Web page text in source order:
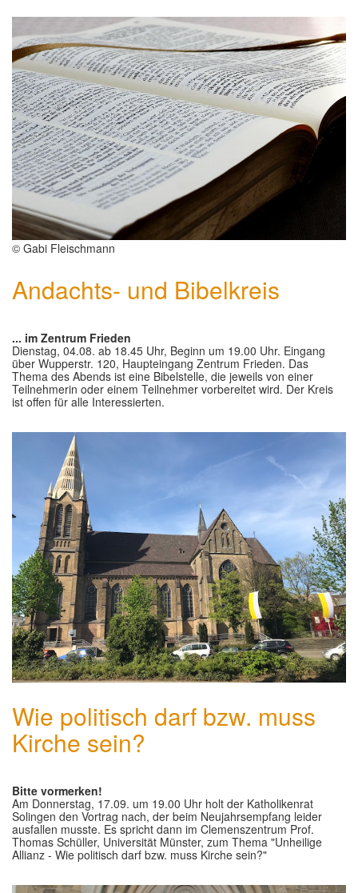
© Gabi Fleischmann
Andachts- und Bibelkreis
... im Zentrum Frieden
Dienstag, 04.08. ab 18.45 Uhr, Beginn um 19.00 Uhr. Eingang
über Wupperstr. 120, Haupteingang Zentrum Frieden. Das
Thema des Abends ist eine Bibelstelle, die jeweils von einer
Teilnehmerin oder einem Teilnehmer vorbereitet wird. Der Kreis
ist offen für alle Interessierten.
Wie politisch darf bzw. muss
Kirche sein?
Bitte vormerken!
Am Donnerstag, 17.09. um 19.00 Uhr holt der Katholikenrat
Solingen den Vortrag nach, der beim Neujahrsempfang leider
ausfallen musste. Es spricht dann im Clemenszentrum Prof.
Thomas Schüller, Universität Münster, zum Thema "Unheilige
Allianz - Wie politisch darf bzw. muss Kirche sein?"